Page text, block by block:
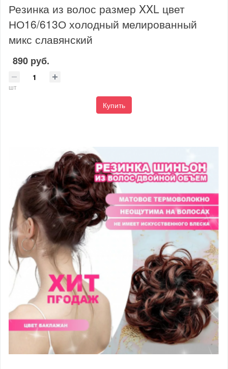
Резинка из волос размер XXL цвет
НО16/613О холодный мелированный
микс славянский
890 руб.
шт
Купить